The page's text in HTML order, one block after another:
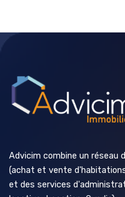
Advicim combine un réseau
(achat et vente
et des services